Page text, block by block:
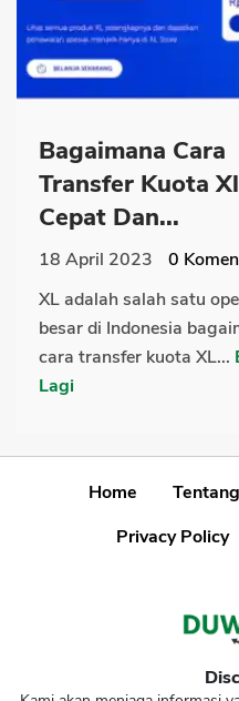
Bagaimana Cara
Transfer Kuota Xl
Cepat Dan...
18 April 2023 0
XL adalah salah satu
besar di Indonesia
cara transfer kuota XL...
Lagi
Home
Privacy Policy